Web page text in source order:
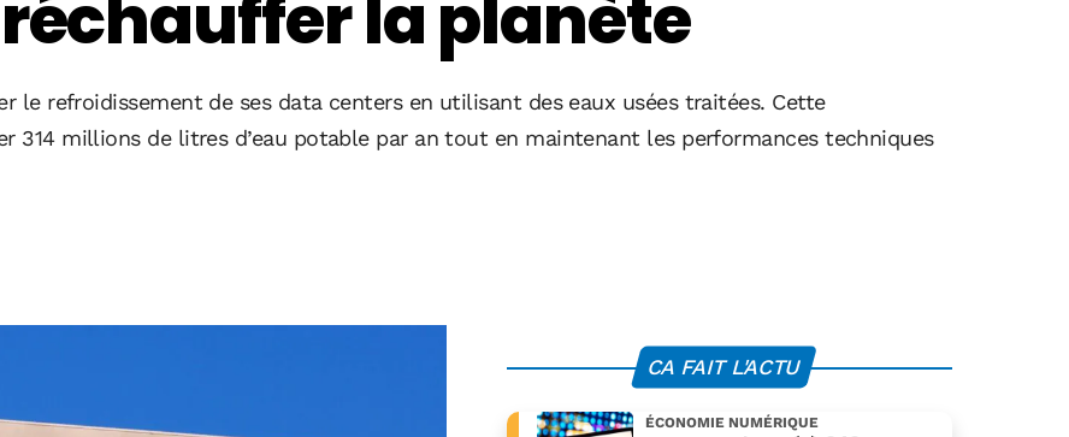
la planète
le refroidissement de ses data centers en utilisant des eaux usées traitées. Cette
314 millions de litres d’eau potable par an tout en maintenant les performances techniques
CA FAIT L'ACTU
ÉCONOMIE NUMÉRIQUE